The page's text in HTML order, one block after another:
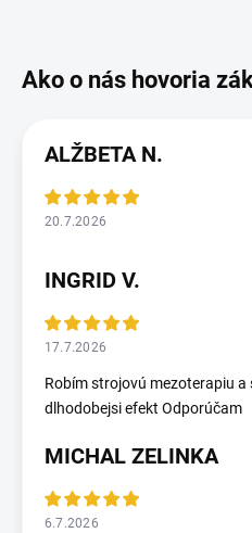
ALŽBETA N.
20.7.2026
INGRID V.
17.7.2026
Robím strojovú mezoterapiu a
dlhodobejsi efekt Odporúčam
MICHAL ZELINKA
6.7.2026